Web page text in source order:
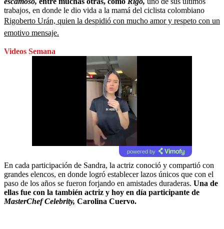
trabajos, en donde le dio vida a la mamá del ciclista colombiano
Rigoberto Urán, quien la despidió con mucho amor y respeto con un
emotivo mensaje.
Videos Semana
powered by
En cada participación de Sandra, la actriz conoció y compartió con
grandes elencos, en donde logró establecer lazos únicos que con el
paso de los años se fueron forjando en amistades duraderas. Una de
ellas fue con la también actriz y hoy en día participante de
MasterChef Celebrity, Carolina Cuervo.